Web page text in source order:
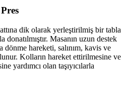
dik olarak yerleştirilmiş bir tabla
Masanın uzun destek
dönme hareketi, salınım, kavis ve
Kolların hareket ettirilmesine ve
yardımcı olan taşıyıcılarla